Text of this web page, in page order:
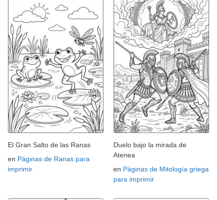
El Gran Salto de las Ranas
en Páginas de Ranas para
imprimir
Duelo bajo la mirada de
Atenea
en Páginas de Mitología griega
para imprimir